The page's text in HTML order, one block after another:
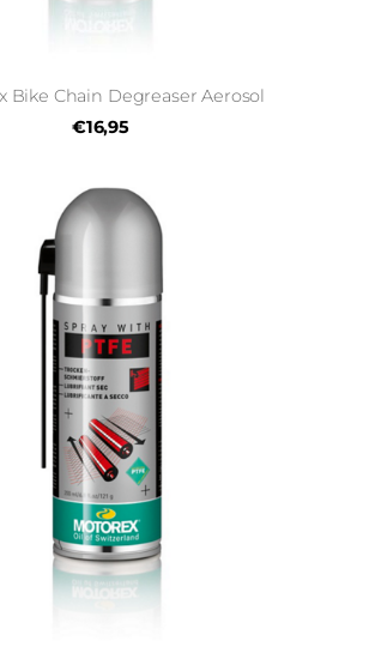
Bike Chain Degreaser Aerosol
€16,95